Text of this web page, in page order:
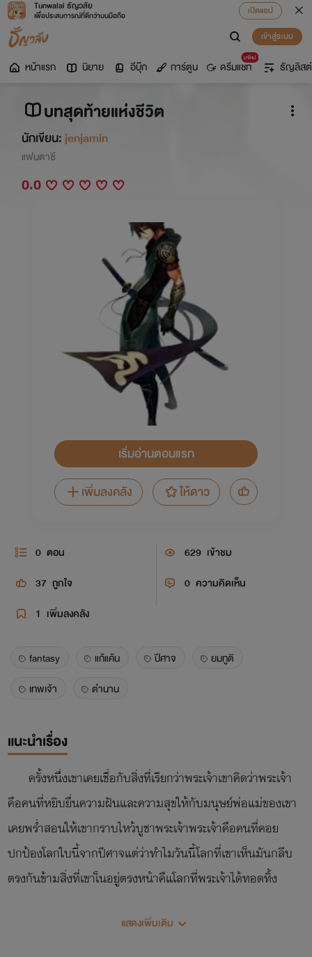
Tunwalai ธัญวลัย
เพื่อประสบการณ์ที่ดีกว่าบนมือถือ
เปิดแอป
เข้าสู่ระบบ
หน้าแรก นิยาย อีบุ๊ก การ์ตูน
มาใหม่
ดรีมแชท ธัญลิสต์
บทสุดท้ายแห่งชีวิต
นักเขียน:jenjamin
แฟนตาซี
0.0
เริ่มอ่านตอนแรก
เพิ่มลงคลัง
ให้ดาว
0 ตอน 629 เข้าชม
37 ถูกใจ 0 ความคิดเห็น
1 เพิ่มลงคลัง
fantasy แก้แค้น ปีศาจ
ยมทูติ
เทพเจ้า
ตำนาน
แนะนำเรื่อง
ครั้งหนึ่งเขาเคยเชื่อกับสิ่งที่เรียกว่าพระเจ้าเขาคิดว่าพระเจ้า
คือคนที่หยิบยื่นความฝันและความสุขให้กับมนุษย์พ่อแม่ของเขา
เคยพร่ำสอนให้เขากราบไหว้บูชาพระเจ้าพระเจ้าคือคนที่คอย
ปกป้องโลกใบนี้จากปีศาจแต่ว่าทำไมวันนี้โลกที่เขาเห็นมันกลีบ
ตรงกันข้ามสิ่งที่เขาเ็นอยู่ตรงหน้าคืแโลกที่พระเจ้าได้ทอดทิ้ง
"ทำไม ทำไม ทำไม ทำไม"เขาพร่ำบอกกับตัวเองซ้ำไปซ้ำมา
แสดงเพิ่มเติม